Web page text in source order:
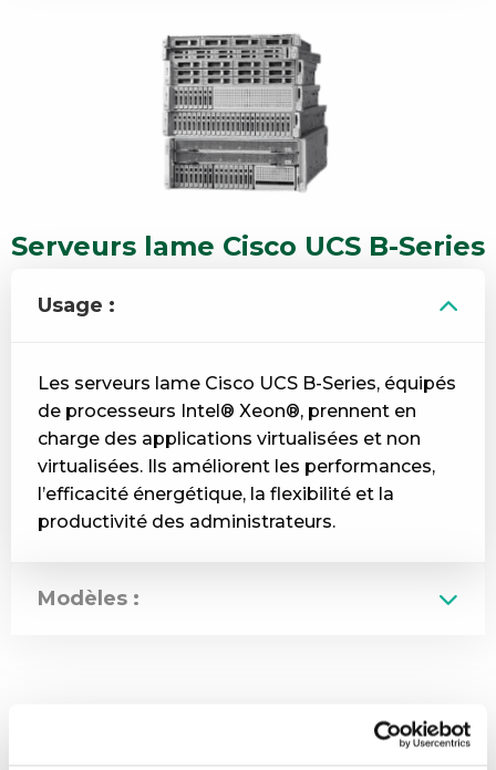
Serveurs lame Cisco UCS B-Series
Usage :
Les serveurs lame Cisco UCS B-Series, équipés
de processeurs Intel® Xeon®, prennent en
charge des applications virtualisées et non
virtualisées. Ils améliorent les performances,
l’efficacité énergétique, la flexibilité et la
productivité des administrateurs.
Modèles :